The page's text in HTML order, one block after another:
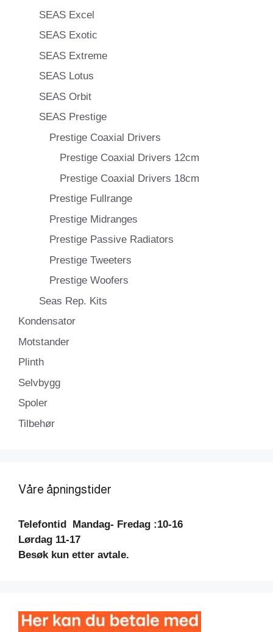
SEAS Excel
SEAS Exotic
SEAS Extreme
SEAS Lotus
SEAS Orbit
SEAS Prestige
Prestige Coaxial Drivers
Prestige Coaxial Drivers 12cm
Prestige Coaxial Drivers 18cm
Prestige Fullrange
Prestige Midranges
Prestige Passive Radiators
Prestige Tweeters
Prestige Woofers
Seas Rep. Kits
Kondensator
Motstander
Plinth
Selvbygg
Spoler
Tilbehør
Våre åpningstider
Telefontid Mandag- Fredag :10-16
Lørdag 11-17
Besøk kun etter avtale.